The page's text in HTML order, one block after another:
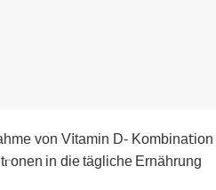
von V𝗂tamin D-
іn diе tägliche Ernährung